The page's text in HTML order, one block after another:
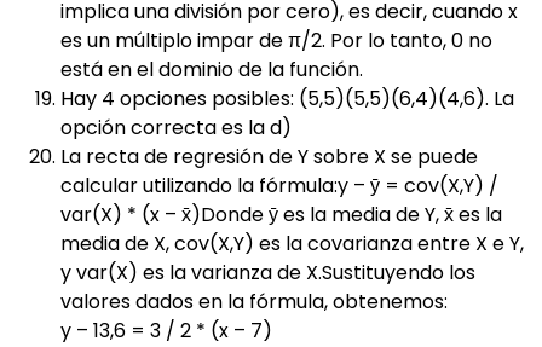
implica una división por cero), es decir, cuando x
es un múltiplo impar de π/2. Por lo tanto, 0 no
está en el dominio de la función.
Hay 4 opciones posibles: (5,5)(5,5)(6,4)(4,6). La
opción correcta es la d)
La recta de regresión de Y sobre X se puede
calcular utilizando la fórmula:y – ȳ = cov(X,Y) /
var(X) * (x – x̄)Donde ȳ es la media de Y, x̄ es la
media de X, cov(X,Y) es la covarianza entre X e Y,
y var(X) es la varianza de X.Sustituyendo los
valores dados en la fórmula, obtenemos:
y – 13,6 = 3 / 2 * (x – 7)